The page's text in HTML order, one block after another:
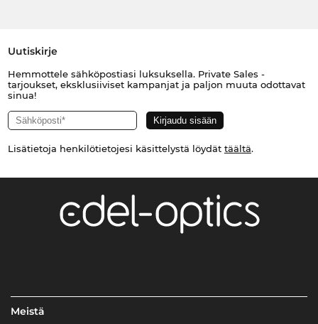
Uutiskirje
Hemmottele sähköpostiasi luksuksella. Private Sales -
tarjoukset, eksklusiiviset kampanjat ja paljon muuta odottavat
sinua!
Lisätietoja henkilötietojesi käsittelystä löydät täältä.
Meistä